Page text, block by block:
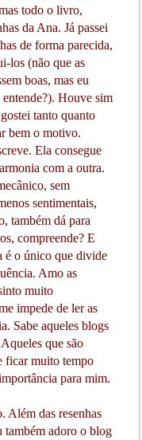
todo o livro,
da Ana. Já passei
de forma parecida,
los (não que as
boas, mas eu
Houve sim
tanto quanto
bem o motivo.
Ela consegue
com a outra.
sem
sentimentais,
também dá para
compreende? E
é o único que divide
Amo as
muito
impede de ler as
Sabe aqueles blogs
que são
ficar muito tempo
para mim.
Além das resenhas
também adoro o blog